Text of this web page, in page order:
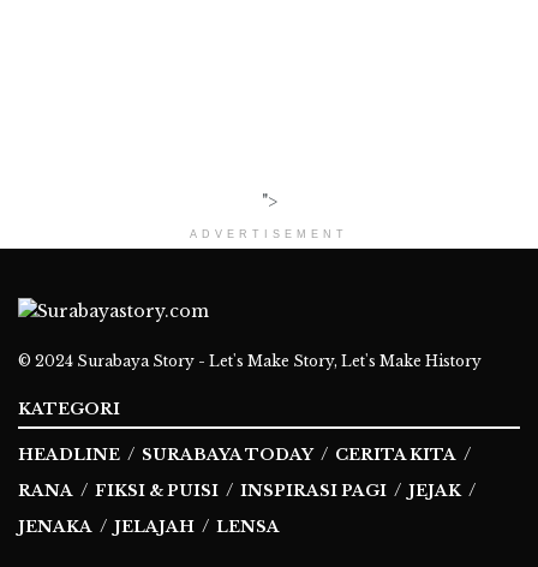
">
ADVERTISEMENT
© 2024 Surabaya Story - Let's Make Story, Let's Make History
KATEGORI
HEADLINE SURABAYA TODAY
CERITA KITA
RANA
FIKSI & PUISI INSPIRASI PAGI
JEJAK
JENAKA
JELAJAH LENSA